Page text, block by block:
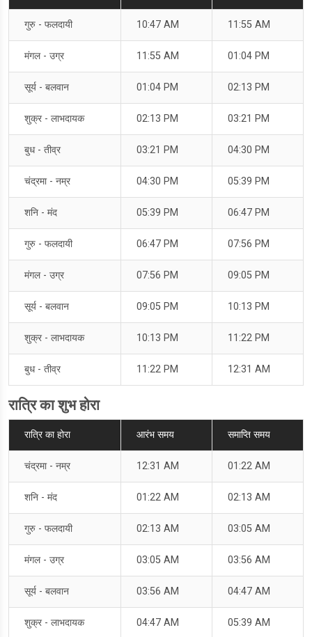
गुरु - फलदायी 10:47 AM 11:55 AM
मंगल - उग्र 11:55 AM 01:04 PM
सूर्य - बलवान 01:04 PM 02:13 PM
शुक्र - लाभदायक 02:13 PM 03:21 PM
बुध - तीव्र 03:21 PM 04:30 PM
चंद्रमा - नम्र 04:30 PM 05:39 PM
शनि - मंद 05:39 PM 06:47 PM
गुरु - फलदायी 06:47 PM 07:56 PM
मंगल - उग्र 07:56 PM 09:05 PM
सूर्य - बलवान 09:05 PM 10:13 PM
शुक्र - लाभदायक 10:13 PM 11:22 PM
बुध - तीव्र 11:22 PM 12:31 AM
रात्रि का शुभ होरा
रात्रि का होरा आरंभ समय समाप्ति समय
चंद्रमा - नम्र 12:31 AM 01:22 AM
शनि - मंद 01:22 AM 02:13 AM
गुरु - फलदायी 02:13 AM 03:05 AM
मंगल - उग्र 03:05 AM 03:56 AM
सूर्य - बलवान 03:56 AM 04:47 AM
शुक्र - लाभदायक 04:47 AM 05:39 AM